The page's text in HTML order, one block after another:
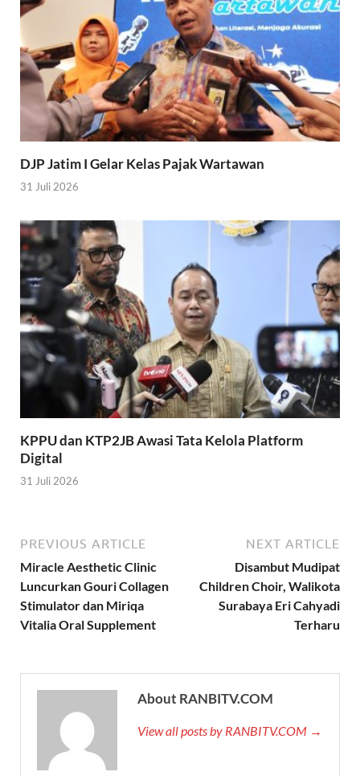
DJP Jatim I Gelar Kelas Pajak Wartawan
31 Juli 2026
KPPU dan KTP2JB Awasi Tata Kelola Platform
Digital
31 Juli 2026
PREVIOUS ARTICLE
Miracle Aesthetic Clinic
Luncurkan Gouri Collagen
Stimulator dan Miriqa
Vitalia Oral Supplement
NEXT ARTICLE
Disambut Mudipat
Children Choir, Walikota
Surabaya Eri Cahyadi
Terharu
About RANBITV.COM
View all posts by RANBITV.COM →